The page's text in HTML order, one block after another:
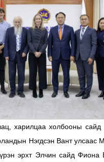
харилцаа холбооны сайд
Нэгдсэн Вант улсаас
эрхт Элчин сайд Фиона